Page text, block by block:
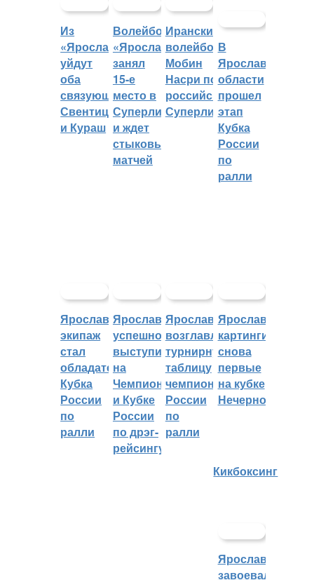
Из
«Ярославича»
уйдут
оба
связующих:
Свентицкис
и Кураш
Волейбольный
«Ярославич»
занял
15-е
место в
Суперлиге
и ждет
стыковых
матчей
Иранский
волейболист
Мобин
Насри покинет
российскую
Суперлигу
В
Ярославской
области
прошел
этап
Кубка
России
по
ралли
Ярославский
экипаж
стал
обладателем
Кубка
России
по
ралли
Ярославцы
успешно
выступили
на
Чемпионате
и Кубке
России
по дрэг-
рейсингу
Ярославцы
возглавляют
турнирную
таблицу
чемпионата
России
по
ралли
Ярославские
картингисты
снова
первые
на кубке
Нечерноземья
Кикбоксинг
Ярославцы
завоевали